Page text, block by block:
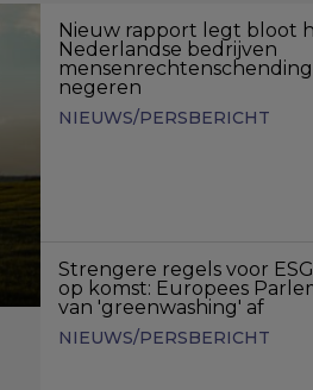
Nieuw rapport legt bloot
Nederlandse bedrijven
negeren
NIEUWS/PERSBERICHT
Strengere regels voor
op komst: Europees
van 'greenwashing' af
NIEUWS/PERSBERICHT